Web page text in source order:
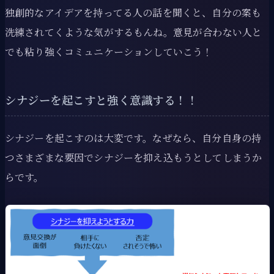
独創的なアイデアを持ってる人の話を聞くと、自分の案も
洗練されてくような気がするもんね。意見が合わない人と
でも粘り強くコミュニケーションしていこう！
シナジーを起こすと強く意識する！！
シナジーを起こすのは大変です。なぜなら、自分自身の持
つさまざまな要因でシナジーを抑え込もうとしてしまうか
らです。